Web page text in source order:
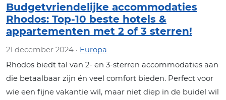
Budgetvriendelijke accommodaties
Rhodos: Top-10 beste hotels &
appartementen met 2 of 3 sterren!
21 december 2024 · Europa
Rhodos biedt tal van 2- en 3-sterren accommodaties aan
die betaalbaar zijn én veel comfort bieden. Perfect voor
wie een fijne vakantie wil, maar niet diep in de buidel wil